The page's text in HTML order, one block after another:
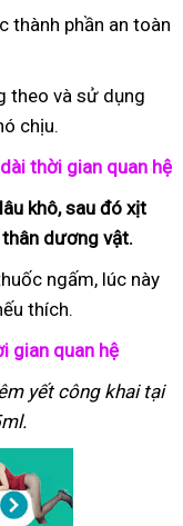
thành phần an toàn
theo và sử dụng
chịu.
thời gian quan hệ
khô, sau đó xịt
dương vật.
ngấm, lúc này
thích.
gian quan hệ
yết công khai tại